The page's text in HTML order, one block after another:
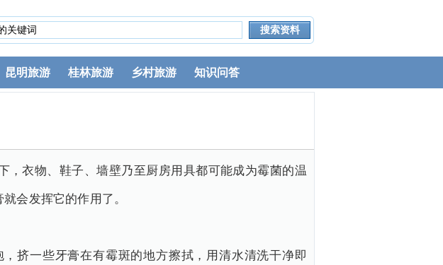
昆明旅游 桂林旅游 乡村旅游 知识问答
，衣物、鞋子、墙壁乃至厨房用具都可能成为霉菌的温
会发挥它的作用了。
挤一些牙膏在有霉斑的地方擦拭，用清水清洗干净即